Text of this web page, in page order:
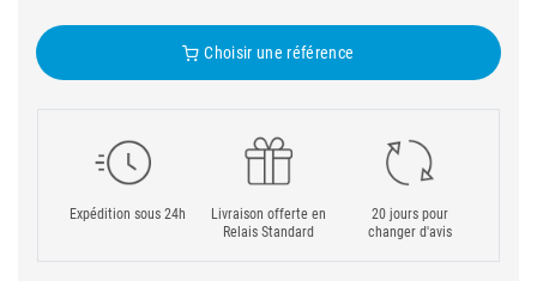
Choisir une référence
Expédition sous 24h
Livraison offerte en
Relais Standard
20 jours pour
changer d'avis